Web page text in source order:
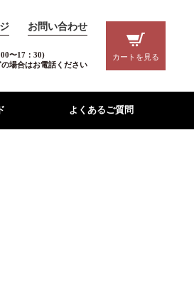
お問い合わせ
〜17：30)
場合はお電話ください
カートを見る
よくあるご質問